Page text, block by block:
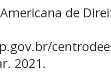
de
2021.